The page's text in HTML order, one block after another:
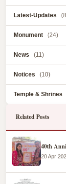
Latest-Updates
Monument (24)
News (11)
Notices (10)
Temple & Shrines
Related Posts
40th
20 Apr